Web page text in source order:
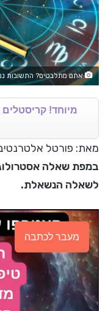
אתם מתלבטים? התשובות
מיוחד!
מאת: פורטל
במפת שאלה
לשאלה הנשאלת.
מעבר לכתבה